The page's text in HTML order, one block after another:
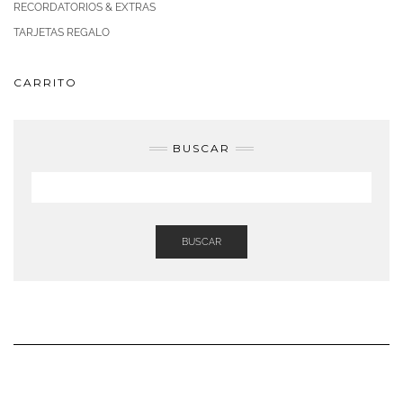
RECORDATORIOS & EXTRAS
TARJETAS REGALO
CARRITO
BUSCAR
BUSCAR